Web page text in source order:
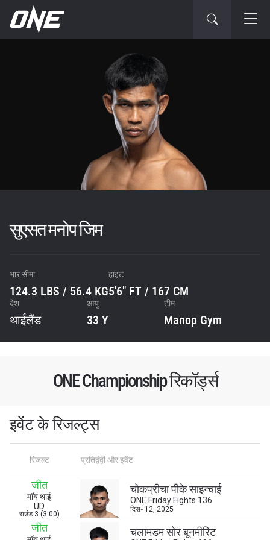
सुएसत मनोप जिम
भार सीमा
124.3 LBS / 56.4 KG
हाइट
5'6" FT / 167 CM
देश
थाईलैंड
आयु
33 Y
टीम
Manop Gym
ONE Championship रिकॉर्ड्स
इवेंट के रिजल्ट्स
रिजल्ट प्रतिद्वंद्वी और इवेंट
जीत
मॉय थाई
UD
राउंड 3 (3:00)
चोकप्रीचा पीके साइन्चाई
ONE Friday Fights 136
दिस॰ 12, 2025
जीत चलामडम सोर बूनमीरिट
STAY IN THE KNOW
Take ONE Championship wherever you go! Sign up now
to gain access to latest news, unlock special offers